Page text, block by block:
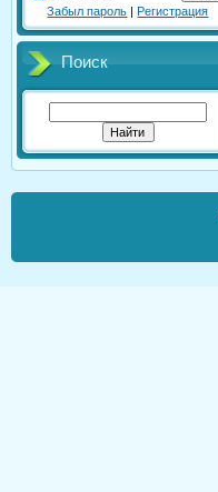
Забыл пароль |Регистрация
Поиск